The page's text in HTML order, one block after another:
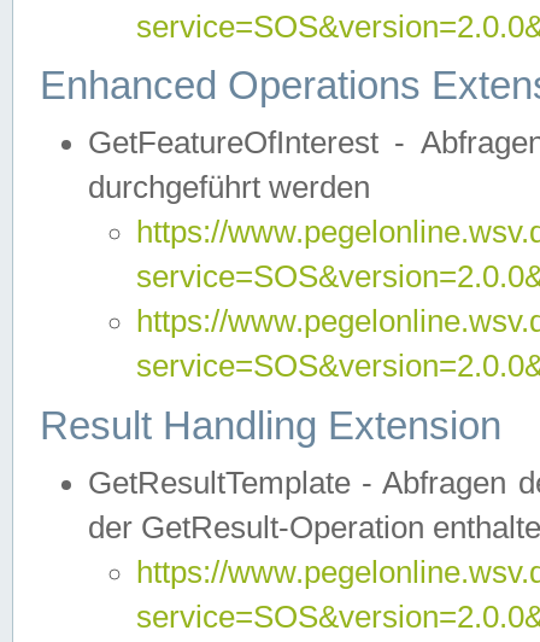
Enhanced Operations
GetFeatureOfInterest -
durchgeführt werden
https://
https://
Result Handling Extension
GetResultTemplate - Abfragen
der GetResult-Operation
https://